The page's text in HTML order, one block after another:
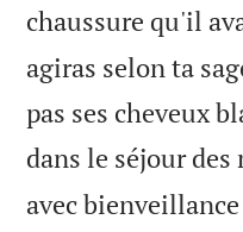
chaussure qu'il
agiras selon ta
pas ses cheveux
dans le séjour des
avec